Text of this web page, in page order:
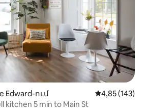
ում Միջին
4,85 (143)
kitchen 5 min to Main St